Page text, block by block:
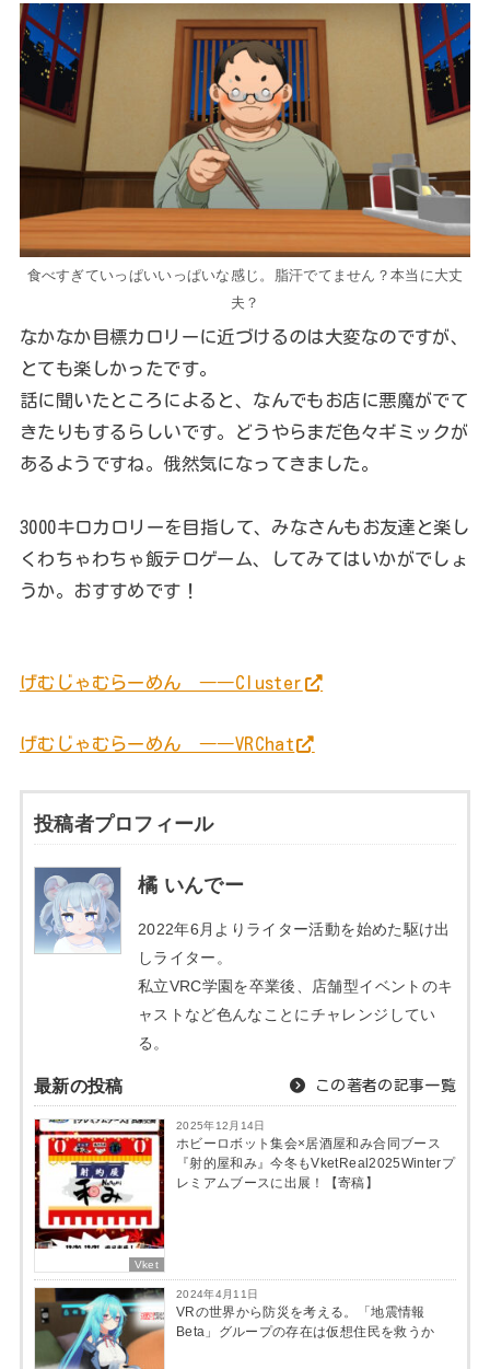
食べすぎていっぱいいっぱいな感じ。脂汗でてません？本当に大丈
夫？
なかなか目標カロリーに近づけるのは大変なのですが、
とても楽しかったです。
話に聞いたところによると、なんでもお店に悪魔がでて
きたりもするらしいです。どうやらまだ色々ギミックが
あるようですね。俄然気になってきました。
3000キロカロリーを目指して、みなさんもお友達と楽し
くわちゃわちゃ飯テロゲーム、してみてはいかがでしょ
うか。おすすめです！
げむじゃむらーめん ――Cluster
げむじゃむらーめん ――VRChat
投稿者プロフィール
橘 いんでー
2022年6月よりライター活動を始めた駆け出
しライター。
私立VRC学園を卒業後、店舗型イベントのキ
ャストなど色んなことにチャレンジしてい
る。
最新の投稿 この著者の記事一覧
Vket
2025年12月14日
ホビーロボット集会×居酒屋和み合同ブース
『射的屋和み』今冬もVketReal2025Winterプ
レミアムブースに出展！【寄稿】
2024年4月11日
VRの世界から防災を考える。「地震情報
Beta」グループの存在は仮想住民を救うか